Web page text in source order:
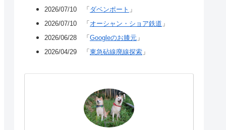
2026/07/10 「 ダベンポート 」
2026/07/10 「 オーシャン・ショア鉄道 」
2026/06/28 「 Googleのお膝元 」
2026/04/29 「 東急砧線廃線探索 」